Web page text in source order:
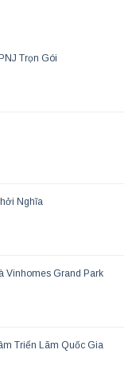
Trọn Gói
Nghĩa
Vinhomes Grand Park
Triển Lãm Quốc Gia